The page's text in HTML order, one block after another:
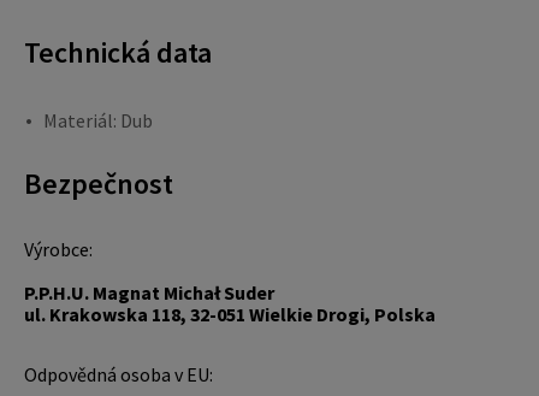
Technická data
Materiál: Dub
Bezpečnost
Výrobce:
P.P.H.U. Magnat Michał Suder
ul. Krakowska 118, 32-051 Wielkie Drogi, Polska
Odpovědná osoba v EU: